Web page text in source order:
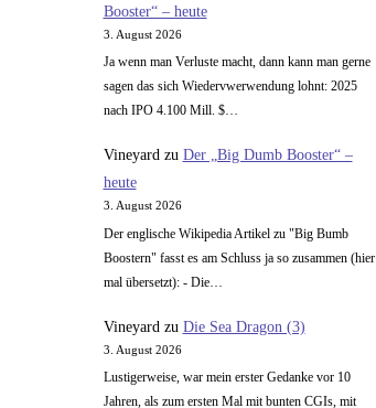
Booster“ – heute
3. August 2026
Ja wenn man Verluste macht, dann kann man gerne
sagen das sich Wiedervwerwendung lohnt: 2025
nach IPO 4.100 Mill. $…
Vineyardzu Der „Big Dumb Booster“ –
heute
3. August 2026
Der englische Wikipedia Artikel zu "Big Bumb
Boostern" fasst es am Schluss ja so zusammen (hier
mal übersetzt): - Die…
Vineyard zu Die Sea Dragon (3)
3. August 2026
Lustigerweise, war mein erster Gedanke vor 10
Jahren, als zum ersten Mal mit bunten CGIs, mit